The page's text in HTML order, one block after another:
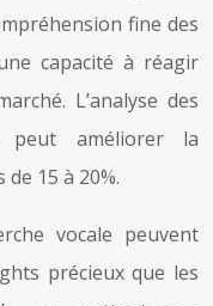
fine des
capacité à réagir
L’analyse des
peut améliorer la
15 à 20%.
vocale peuvent
précieux que les